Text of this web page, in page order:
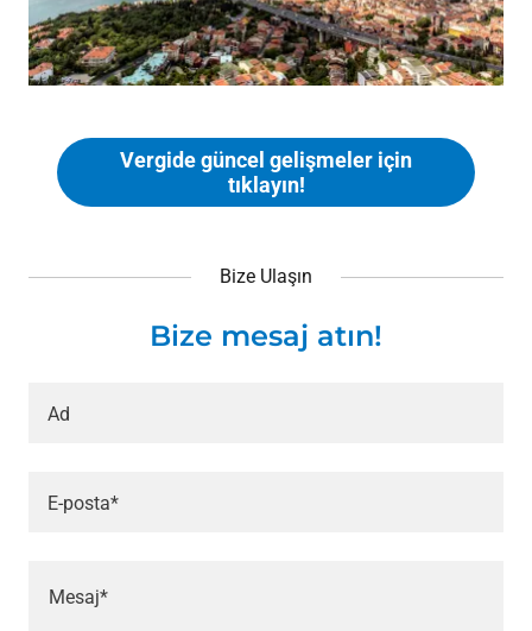
Vergide güncel gelişmeler için
tıklayın!
Bize Ulaşın
Bize mesaj atın!
Ad
E-posta*